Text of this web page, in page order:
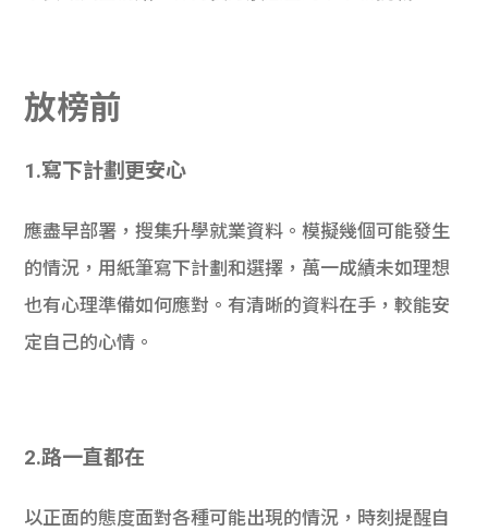
放榜前
1.寫下計劃更安心
應盡早部署，搜集升學就業資料。模擬幾個可能發生
的情況，用紙筆寫下計劃和選擇，萬一成績未如理想
也有心理準備如何應對。有清晰的資料在手，較能安
定自己的心情。
2.路一直都在
以正面的態度面對各種可能出現的情況，時刻提醒自